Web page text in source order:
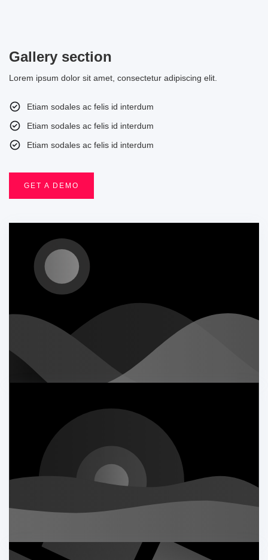
Gallery section
Lorem ipsum dolor sit amet, consectetur adipiscing elit.
Etiam sodales ac felis id interdum
Etiam sodales ac felis id interdum
Etiam sodales ac felis id interdum
GET A DEMO